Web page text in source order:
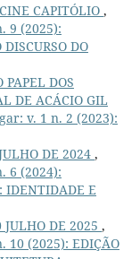
CINE CAPITÓLIO ,
9 (2025):
DO
PAPEL DOS
DE ACÁCIO GIL
v. 1 n. 2 (2023):
DE 2024 ,
6 (2024):
IDENTIDADE E
DE 2025 ,
(2025): EDIÇÃO